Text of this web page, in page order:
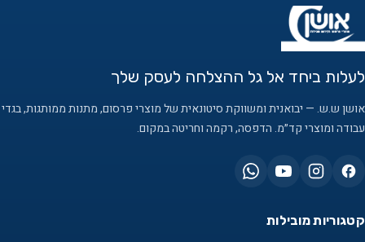
לעלות ביחד אל גל ההצלחה לעסק שלך
אושן ש.ש. — יבואנית ומשווקת סיטונאית של מוצרי פרסום, מתנות ממותגות, בגדי
עבודה ומוצרי קד״מ. הדפסה, רקמה וחריטה במקום.
קטגוריות מובילות